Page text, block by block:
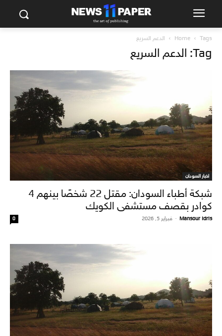
Home Tags الدعم السريع
Tag: الدعم السريع
اخبار السودان
شبكة أطباء السودان: مقتل 22 شخصًا بينهم 4
كوادر بقصف مستشفى الكويك
Mansour Idris
- فبراير 5, 2026 0